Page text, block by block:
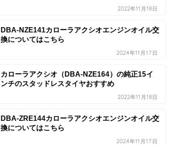
2022年11月18日
DBA-NZE141カローラアクシオエンジンオイル交
換についてはこちら
2024年11月17日
カローラアクシオ（DBA-NZE164）の純正15イ
ンチのスタッドレスタイヤおすすめ
2022年11月18日
DBA-ZRE144カローラアクシオエンジンオイル交
換についてはこちら
2024年11月17日